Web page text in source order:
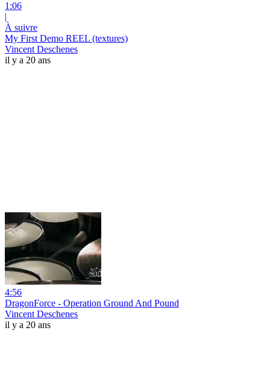
1:06
|
À suivre
My First Demo REEL (textures)
Vincent Deschenes
il y a 20 ans
4:56
DragonForce - Operation Ground And Pound
Vincent Deschenes
il y a 20 ans